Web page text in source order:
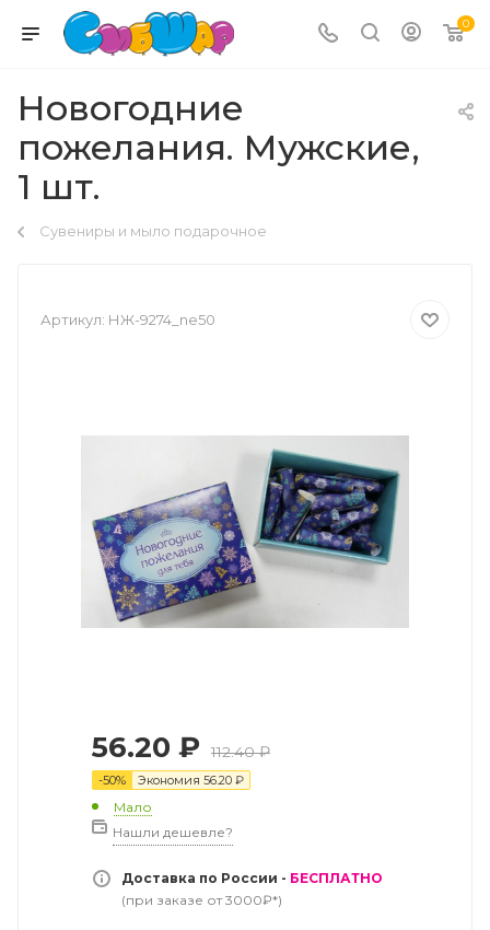
0
Новогодние
пожелания. Мужские,
1 шт.
Сувениры и мыло подарочное
Артикул: НЖ-9274_ne50
56.20 ₽ 112.40₽
-50% Экономия 56.20 ₽
Мало
Нашли дешевле?
Доставка по России - БЕСПЛАТНО
(при заказе от 3000₽*)